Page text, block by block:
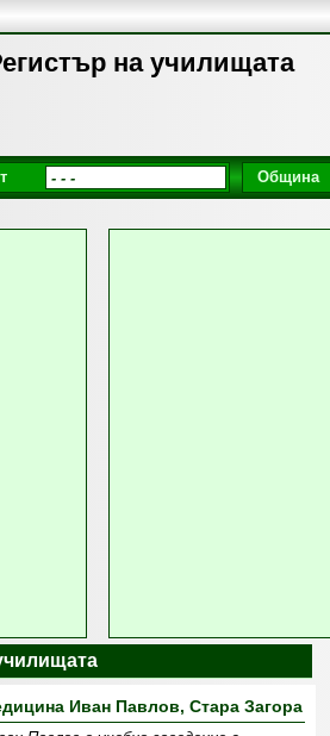
на училищата
Община
Иван Павлов, Стара Загора